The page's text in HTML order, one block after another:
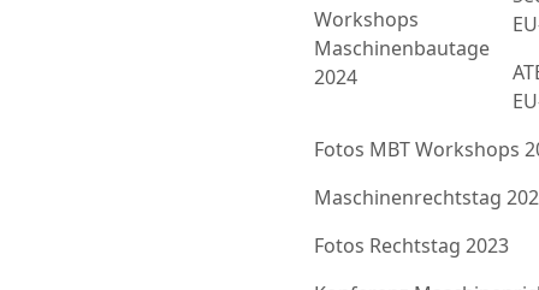
Workshops
Maschinenbautage
2024
Fotos MBT Workshops
Maschinenrechtstag
Fotos Rechtstag 2023